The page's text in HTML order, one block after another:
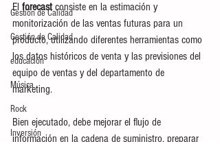
Gestión de Calidad
Gestión de Calidad
educación
Música
Rock
Inversión
El forecast consiste en la estimación y
monitorización de las ventas futuras para un
producto, utilizando diferentes herramientas como
los datos históricos de venta y las previsiones del
equipo de ventas y del departamento de
marketing.
Bien ejecutado, debe mejorar el flujo de
información en la cadena de suministro, preparar